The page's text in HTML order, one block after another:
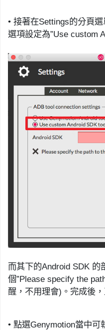
• 接著在Settings的分頁選
選項設定為”Use custom
而其下的Android SDK 的
個”Please specify the
醒，不用理會) 。完成後
• 點選Genymotion當中可